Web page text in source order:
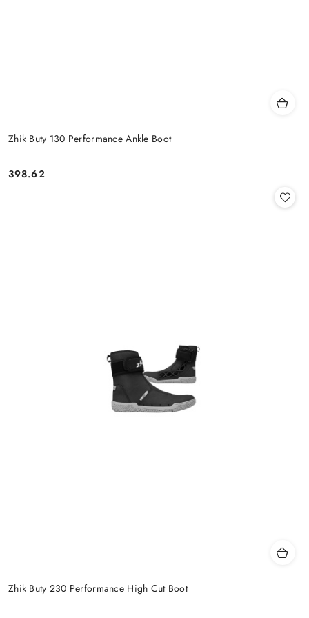
Zhik Buty 130 Performance Ankle Boot
Cena:
398.62
Zhik Buty 230 Performance High Cut Boot